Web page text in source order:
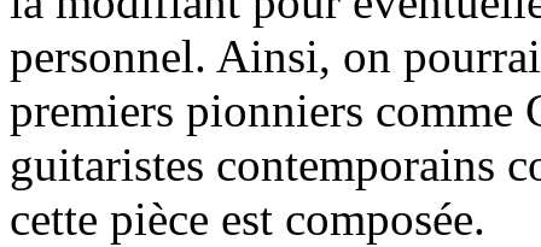
personnel. Ainsi, on
premiers pionniers comme
guitaristes contemporains
cette pièce est composée.